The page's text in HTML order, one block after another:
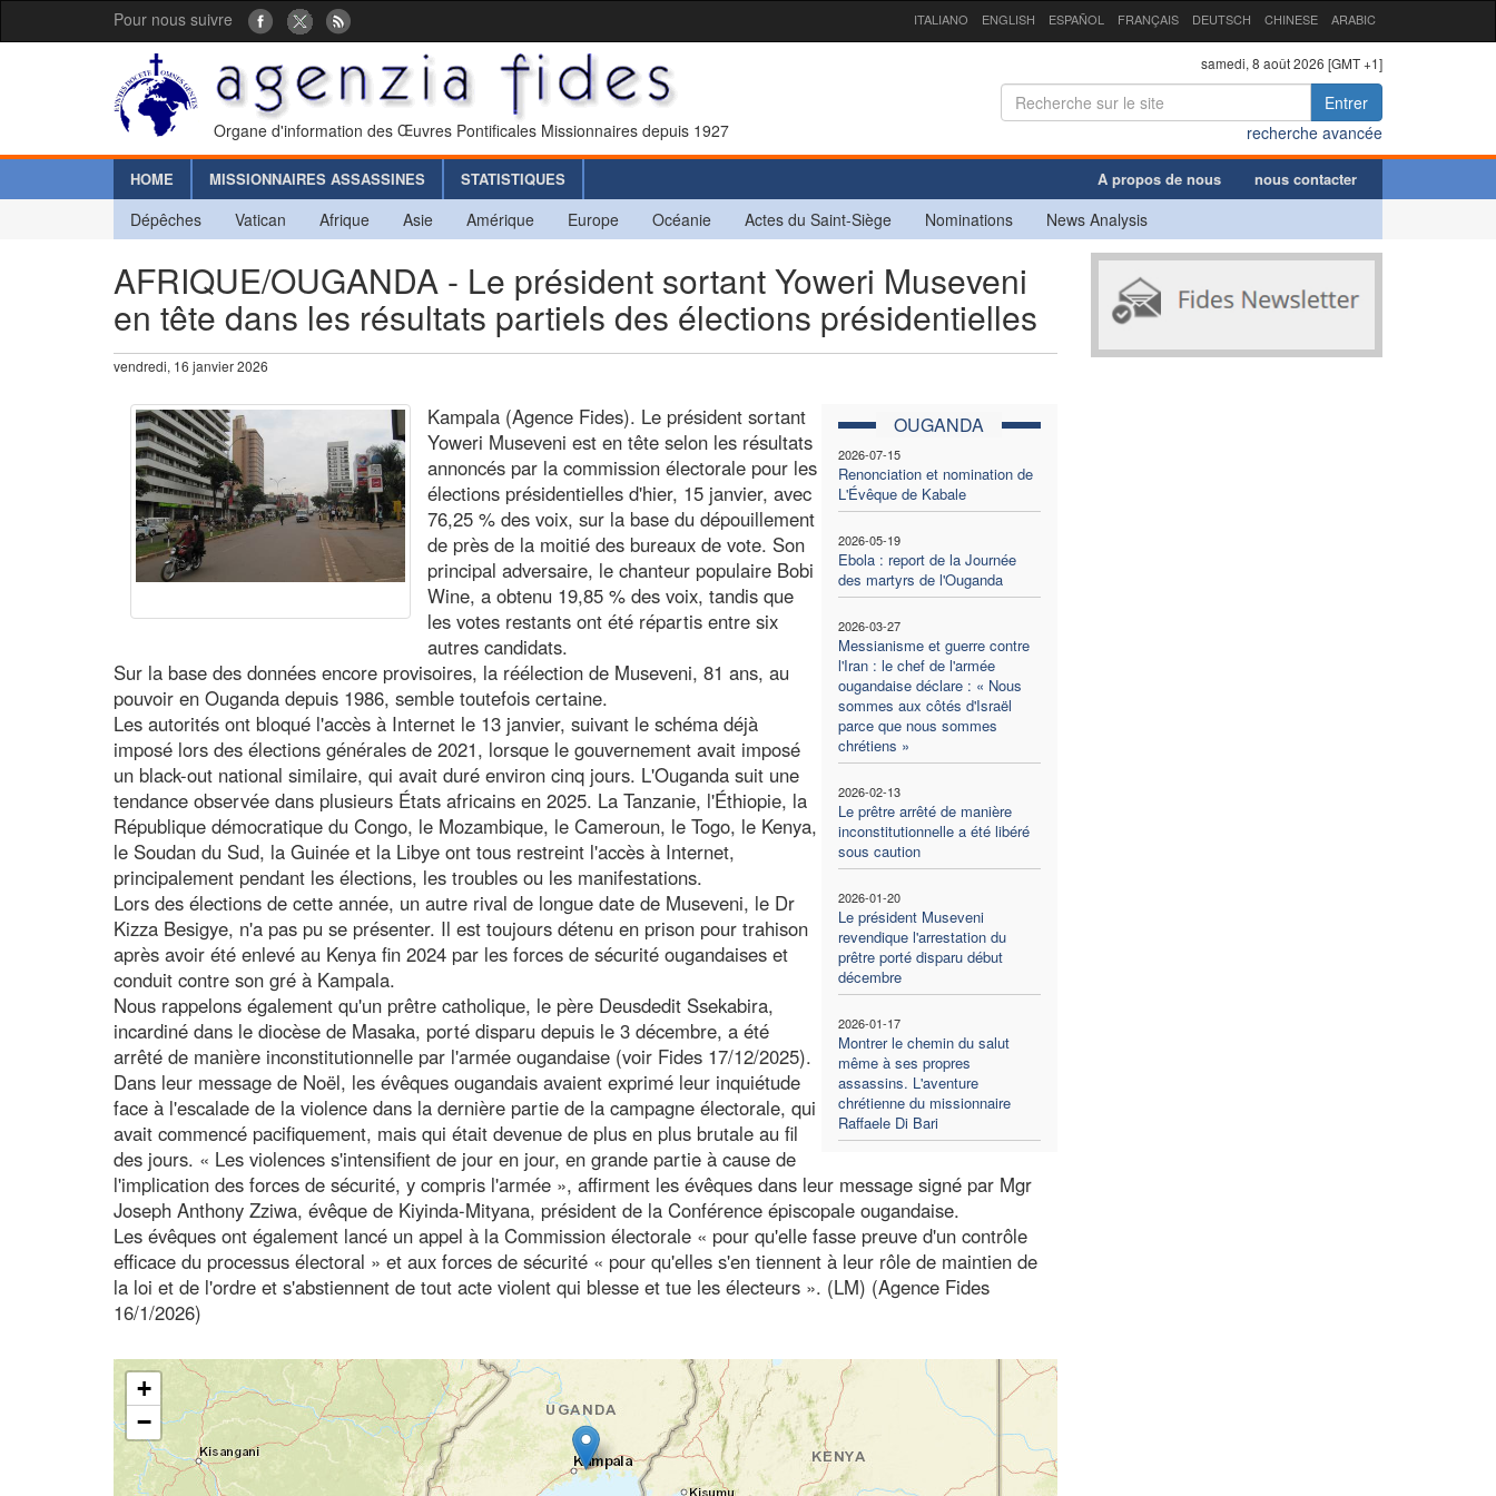
Pour nous suivre ITALIANO ENGLISH ESPAÑOL FRANÇAIS DEUTSCH CHINESE ARABIC
Organe d'information des Œuvres Pontificales Missionnaires depuis 1927
samedi, 8 août 2026 [GMT +1]
Entrer
recherche avancée
HOME MISSIONNAIRES ASSASSINES STATISTIQUES A propos de nous nous contacter
Dépêches Vatican Afrique Asie Amérique Europe Océanie Actes du Saint-Siège Nominations News Analysis
AFRIQUE/OUGANDA - Le président sortant Yoweri Museveni
en tête dans les résultats partiels des élections présidentielles
vendredi, 16 janvier 2026
OUGANDA
2026-07-15
Renonciation et nomination de
L'Évêque de Kabale
2026-05-19
Ebola : report de la Journée
des martyrs de l'Ouganda
2026-03-27
Messianisme et guerre contre
l'Iran : le chef de l'armée
ougandaise déclare : « Nous
sommes aux côtés d'Israël
parce que nous sommes
chrétiens »
2026-02-13
Le prêtre arrêté de manière
inconstitutionnelle a été libéré
sous caution
2026-01-20
Le président Museveni
revendique l'arrestation du
prêtre porté disparu début
décembre
2026-01-17
Montrer le chemin du salut
même à ses propres
assassins. L'aventure
chrétienne du missionnaire
Raffaele Di Bari
Kampala (Agence Fides). Le président sortant
Yoweri Museveni est en tête selon les résultats
annoncés par la commission électorale pour les
élections présidentielles d'hier, 15 janvier, avec
76,25 % des voix, sur la base du dépouillement
de près de la moitié des bureaux de vote. Son
principal adversaire, le chanteur populaire Bobi
Wine, a obtenu 19,85 % des voix, tandis que
les votes restants ont été répartis entre six
autres candidats.
Sur la base des données encore provisoires, la réélection de Museveni, 81 ans, au
pouvoir en Ouganda depuis 1986, semble toutefois certaine.
Les autorités ont bloqué l'accès à Internet le 13 janvier, suivant le schéma déjà
imposé lors des élections générales de 2021, lorsque le gouvernement avait imposé
un black-out national similaire, qui avait duré environ cinq jours. L'Ouganda suit une
tendance observée dans plusieurs États africains en 2025. La Tanzanie, l'Éthiopie, la
République démocratique du Congo, le Mozambique, le Cameroun, le Togo, le Kenya,
le Soudan du Sud, la Guinée et la Libye ont tous restreint l'accès à Internet,
principalement pendant les élections, les troubles ou les manifestations.
Lors des élections de cette année, un autre rival de longue date de Museveni, le Dr
Kizza Besigye, n'a pas pu se présenter. Il est toujours détenu en prison pour trahison
après avoir été enlevé au Kenya fin 2024 par les forces de sécurité ougandaises et
conduit contre son gré à Kampala.
Nous rappelons également qu'un prêtre catholique, le père Deusdedit Ssekabira,
incardiné dans le diocèse de Masaka, porté disparu depuis le 3 décembre, a été
arrêté de manière inconstitutionnelle par l'armée ougandaise (voir Fides 17/12/2025).
Dans leur message de Noël, les évêques ougandais avaient exprimé leur inquiétude
face à l'escalade de la violence dans la dernière partie de la campagne électorale, qui
avait commencé pacifiquement, mais qui était devenue de plus en plus brutale au fil
des jours. « Les violences s'intensifient de jour en jour, en grande partie à cause de
l'implication des forces de sécurité, y compris l'armée », affirment les évêques dans leur message signé par Mgr
Joseph Anthony Zziwa, évêque de Kiyinda-Mityana, président de la Conférence épiscopale ougandaise.
Les évêques ont également lancé un appel à la Commission électorale « pour qu'elle fasse preuve d'un contrôle
efficace du processus électoral » et aux forces de sécurité « pour qu'elles s'en tiennent à leur rôle de maintien de
la loi et de l'ordre et s'abstiennent de tout acte violent qui blesse et tue les électeurs ». (LM) (Agence Fides
16/1/2026)
+
−